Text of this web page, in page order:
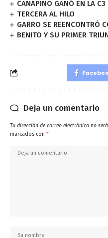
CANAPINO GANÓ EN LA C3
TERCERA AL HILO
GARRO SE REENCONTRÓ
BENITO Y SU PRIMER
Deja un comentario
Tu dirección de correo electrónico no
marcados con *